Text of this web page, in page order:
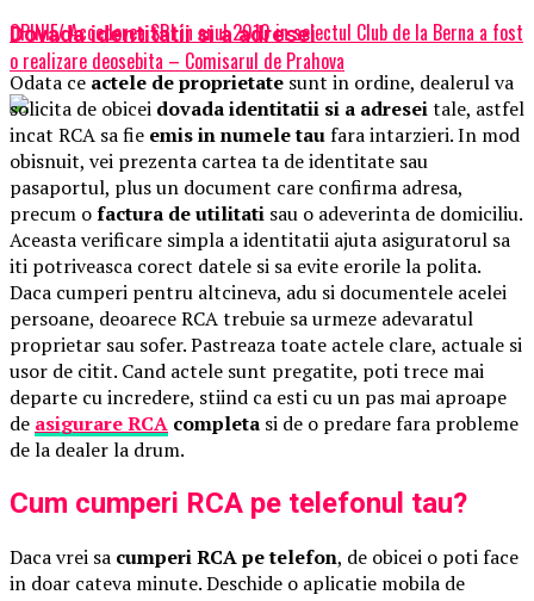
OPINIE/ Accederea SRI in anul 2010 in selectul Club de la Berna a fost
o realizare deosebita – Comisarul de Prahova
Dovada identitatii si a adresei
Odata ce actele de proprietate sunt in ordine, dealerul va
solicita de obicei dovada identitatii si a adreseitale, astfel
incat RCA sa fie emis in numele taufara intarzieri. In mod
obisnuit, vei prezenta cartea ta de identitate sau
pasaportul, plus un document care confirma adresa,
precum ofactura de utilitati sau o adeverinta de domiciliu.
Aceasta verificare simpla a identitatii ajuta asiguratorul sa
iti potriveasca corect datele si sa evite erorile la polita.
Daca cumperi pentru altcineva, adu si documentele acelei
persoane, deoarece RCA trebuie sa urmeze adevaratul
proprietar sau sofer. Pastreaza toate actele clare, actuale si
usor de citit. Cand actele sunt pregatite, poti trece mai
departe cu incredere, stiind ca esti cu un pas mai aproape
de asigurare RCA completa si de o predare fara probleme
de la dealer la drum.
Cum cumperi RCA pe telefonul tau?
Daca vrei sa cumperi RCA pe telefon, de obicei o poti face
in doar cateva minute. Deschide o aplicatie mobila de